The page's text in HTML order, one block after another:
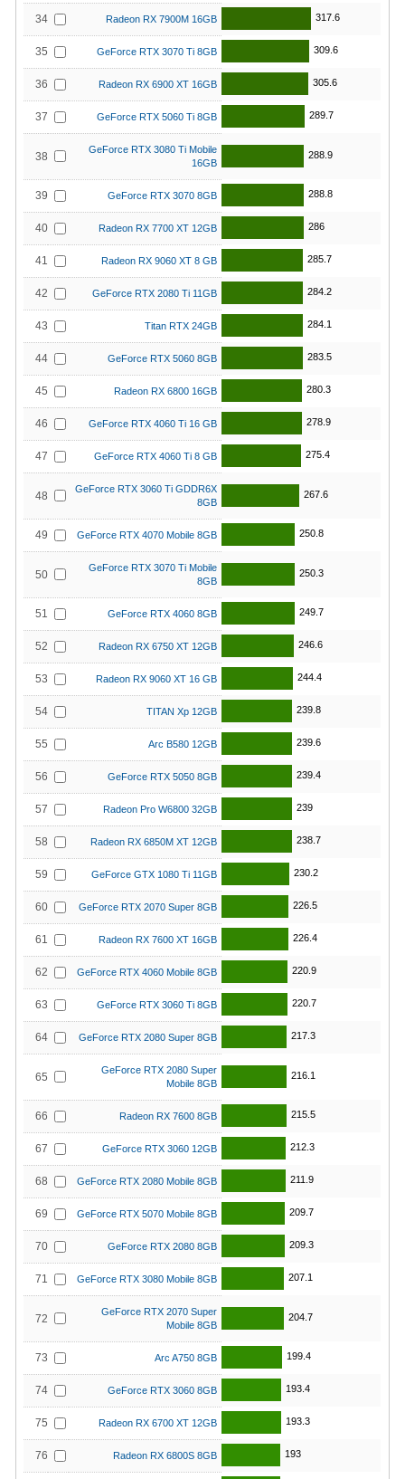
34 Radeon RX 7900M 16GB 317.6
35 GeForce RTX 3070 Ti 8GB 309.6
36 Radeon RX 6900 XT 16GB 305.6
37 GeForce RTX 5060 Ti 8GB 289.7
38
GeForce RTX 3080 Ti Mobile
16GB
288.9
39 GeForce RTX 3070 8GB 288.8
40 Radeon RX 7700 XT 12GB 286
41 Radeon RX 9060 XT 8 GB 285.7
42 GeForce RTX 2080 Ti 11GB 284.2
43 Titan RTX 24GB 284.1
44 GeForce RTX 5060 8GB 283.5
45 Radeon RX 6800 16GB 280.3
46 GeForce RTX 4060 Ti 16 GB 278.9
47 GeForce RTX 4060 Ti 8 GB 275.4
48
GeForce RTX 3060 Ti GDDR6X
8GB
267.6
49 GeForce RTX 4070 Mobile 8GB 250.8
50
GeForce RTX 3070 Ti Mobile
8GB
250.3
51 GeForce RTX 4060 8GB 249.7
52 Radeon RX 6750 XT 12GB 246.6
53 Radeon RX 9060 XT 16 GB 244.4
54 TITAN Xp 12GB 239.8
55 Arc B580 12GB 239.6
56 GeForce RTX 5050 8GB 239.4
57 Radeon Pro W6800 32GB 239
58 Radeon RX 6850M XT 12GB 238.7
59 GeForce GTX 1080 Ti 11GB 230.2
60 GeForce RTX 2070 Super 8GB 226.5
61 Radeon RX 7600 XT 16GB 226.4
62 GeForce RTX 4060 Mobile 8GB 220.9
63 GeForce RTX 3060 Ti 8GB 220.7
64 GeForce RTX 2080 Super 8GB 217.3
65
GeForce RTX 2080 Super
Mobile 8GB
216.1
66 Radeon RX 7600 8GB 215.5
67 GeForce RTX 3060 12GB 212.3
68 GeForce RTX 2080 Mobile 8GB 211.9
69 GeForce RTX 5070 Mobile 8GB 209.7
70 GeForce RTX 2080 8GB 209.3
71 GeForce RTX 3080 Mobile 8GB 207.1
72
GeForce RTX 2070 Super
Mobile 8GB
204.7
73 Arc A750 8GB 199.4
74 GeForce RTX 3060 8GB 193.4
75 Radeon RX 6700 XT 12GB 193.3
76 Radeon RX 6800S 8GB 193